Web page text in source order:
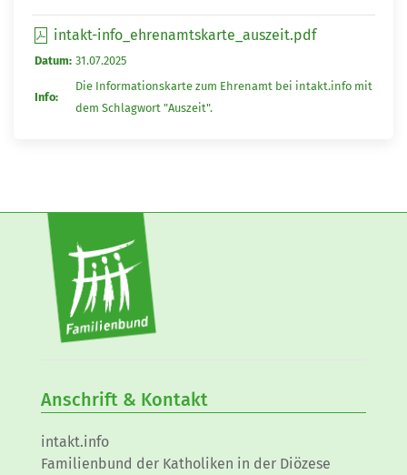
intakt-info_ehrenamtskarte_auszeit.pdf
Datum: 31.07.2025
Info:
Die Informationskarte zum Ehrenamt bei intakt.info mit
dem Schlagwort "Auszeit".
Anschrift & Kontakt
intakt.info
Familienbund der Katholiken in der Diözese